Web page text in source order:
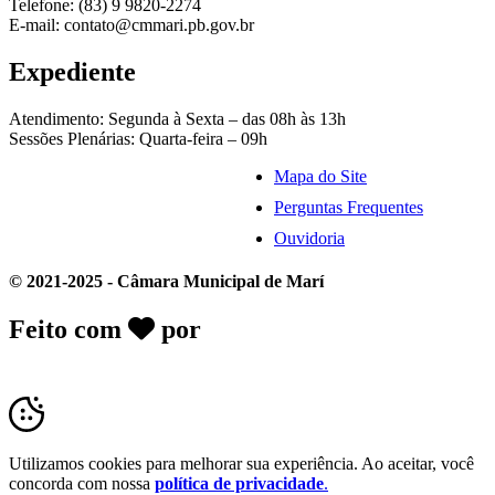
Telefone: (83) 9 9820-2274
E-mail: contato@cmmari.pb.gov.br
Expediente
Atendimento: Segunda à Sexta – das 08h às 13h
Sessões Plenárias: Quarta-feira – 09h
Mapa do Site
Perguntas Frequentes
Ouvidoria
© 2021-2025 - Câmara Municipal de Marí
Feito com por
Utilizamos cookies para melhorar sua experiência. Ao aceitar, você
concorda com nossa política de privacidade.